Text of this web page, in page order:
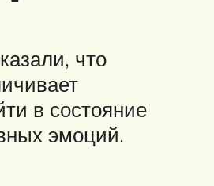
что
в состояние
эмоций.